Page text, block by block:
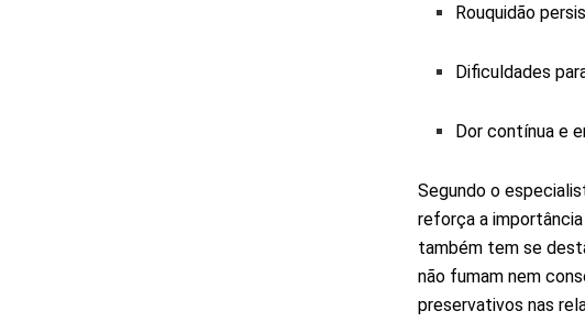
Rouquidão
Dificuldades
Dor contínua e
Segundo o
reforça a
também tem se
não fumam nem
preservativos nas